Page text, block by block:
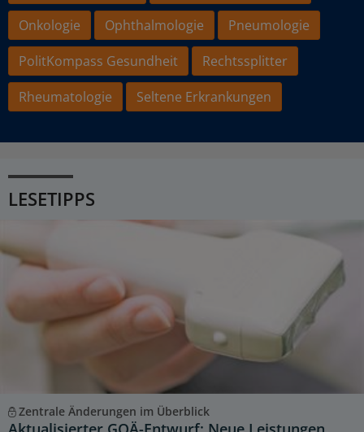
Onkologie
Ophthalmologie
Pneumologie
PolitKompass Gesundheit
Rechtssplitter
Rheumatologie
Seltene Erkrankungen
LESETIPPS
Zentrale Änderungen im Überblick